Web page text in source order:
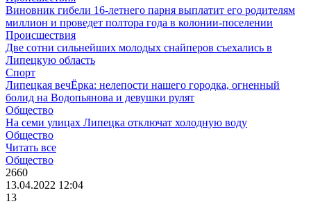
Виновник гибели 16-летнего парня выплатит его родителям
миллион и проведет полтора года в колонии-поселении
Происшествия
Две сотни сильнейших молодых снайперов съехались в
Липецкую область
Спорт
Липецкая вечЁрка: нелепости нашего городка, огненный
болид на Водопьянова и девушки рулят
Общество
На семи улицах Липецка отключат холодную воду
Общество
Читать все
Общество
2660
13.04.2022 12:04
13